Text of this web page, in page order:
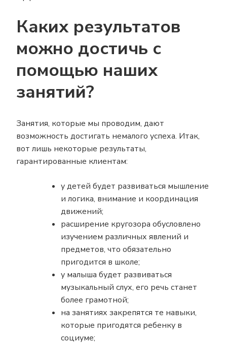
Каких результатов
можно достичь с
помощью наших
занятий?
Занятия, которые мы проводим, дают
возможность достигать немалого успеха. Итак,
вот лишь некоторые результаты,
гарантированные клиентам:
у детей будет развиваться мышление
и логика, внимание и координация
движений;
расширение кругозора обусловлено
изучением различных явлений и
предметов, что обязательно
пригодится в школе;
у малыша будет развиваться
музыкальный слух, его речь станет
более грамотной;
на занятиях закрепятся те навыки,
которые пригодятся ребенку в
социуме;